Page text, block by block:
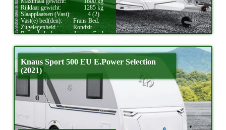
Rijklaar gewicht:
1285 kg
Slaapplaatsen (Vast):
4 (2)
Vast(e) bed(den):
Frans Bed.
Zitgelegenheid.:
Rondzit.
Bijzonderheden:
Airco., Gasloos.
Knaus Sport 500 EU E.Power Selection
(2021)